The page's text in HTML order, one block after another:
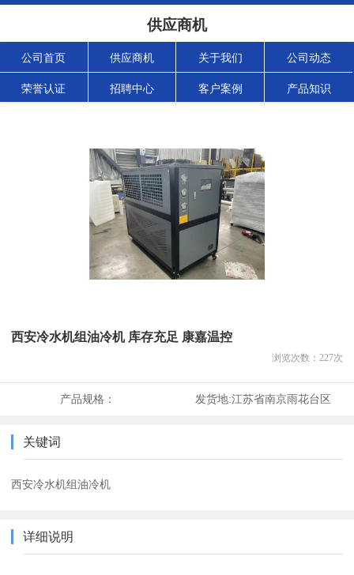
供应商机
公司首页 供应商机 关于我们 公司动态
荣誉认证 招聘中心 客户案例 产品知识
西安冷水机组油冷机 库存充足 康嘉温控
浏览次数： 227次
产品规格： 发货地:江苏省南京雨花台区
关键词
西安冷水机组油冷机
详细说明